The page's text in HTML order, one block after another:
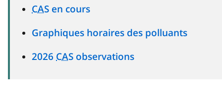
CAS en cours
Graphiques horaires des polluants
2026 CAS observations